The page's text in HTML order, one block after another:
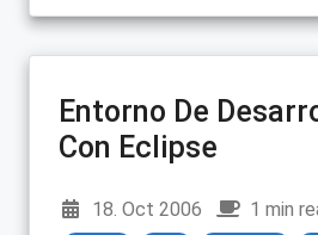
Entorno De
Con Eclipse
18. Oct 2006 1 min